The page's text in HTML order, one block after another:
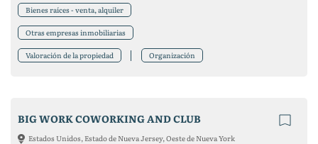
Bienes raíces - venta, alquiler
Otras empresas inmobiliarias
Valoración de la propiedad Organización
BIG WORK COWORKING AND CLUB
Estados Unidos, Estado de Nueva Jersey, Oeste de Nueva York